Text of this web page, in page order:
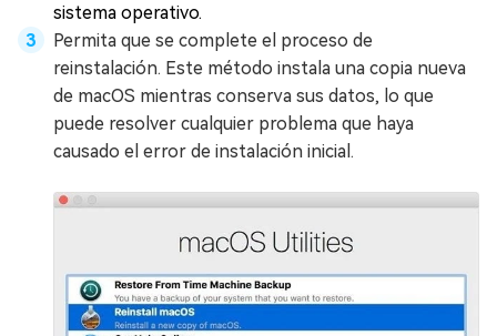
sistema operativo.
Permita que se complete el proceso de
reinstalación. Este método instala una copia nueva
de macOS mientras conserva sus datos, lo que
puede resolver cualquier problema que haya
causado el error de instalación inicial.